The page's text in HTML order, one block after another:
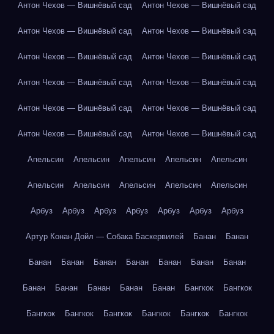
Антон Чехов — Вишнёвый сад Антон Чехов — Вишнёвый сад
Антон Чехов — Вишнёвый сад Антон Чехов — Вишнёвый сад
Антон Чехов — Вишнёвый сад Антон Чехов — Вишнёвый сад
Антон Чехов — Вишнёвый сад Антон Чехов — Вишнёвый сад
Антон Чехов — Вишнёвый сад Антон Чехов — Вишнёвый сад
Антон Чехов — Вишнёвый сад Антон Чехов — Вишнёвый сад
Апельсин Апельсин Апельсин Апельсин Апельсин
Апельсин Апельсин Апельсин Апельсин Апельсин
Арбуз Арбуз Арбуз Арбуз Арбуз Арбуз Арбуз
Артур Конан Дойл — Собака Баскервилей Банан Банан
Банан Банан Банан Банан Банан Банан Банан
Банан Банан Банан Банан Банан Бангкок Бангкок
Бангкок Бангкок Бангкок Бангкок Бангкок Бангкок